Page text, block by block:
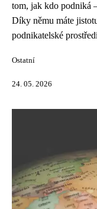
tom, jak kdo podniká
Díky němu máte
podnikatelské
Ostatní
24. 05. 2026